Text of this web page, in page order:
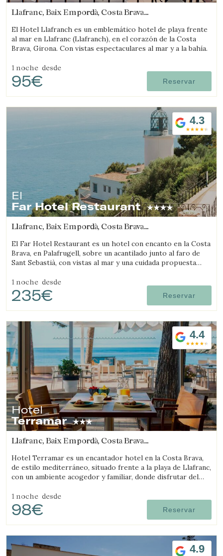
Llafranc, Baix Empordà, Costa Brava
El Hotel Llafranch es un emblemático hotel de playa frente
al mar en Llafranc (Llafranch), en el corazón de la Costa
Brava, Girona. Con vistas espectaculares al mar y a la bahía.
1 noche desde
95€ Reservar
4.3
El
Far Hotel Restaurant
Llafranc, Baix Empordà, Costa Brava
El Far Hotel Restaurant es un hotel con encanto en la Costa
Brava, en Palafrugell, sobre un acantilado junto al faro de
Sant Sebastià, con vistas al mar y una cuidada propuesta
1 noche desde
235€ Reservar
4.4
Hotel
Terramar
Llafranc, Baix Empordà, Costa Brava
Hotel Terramar es un encantador hotel en la Costa Brava,
de estilo mediterráneo, situado frente a la playa de Llafranc,
con un ambiente acogedor y familiar, donde disfrutar del
1 noche desde
98€ Reservar
4.9